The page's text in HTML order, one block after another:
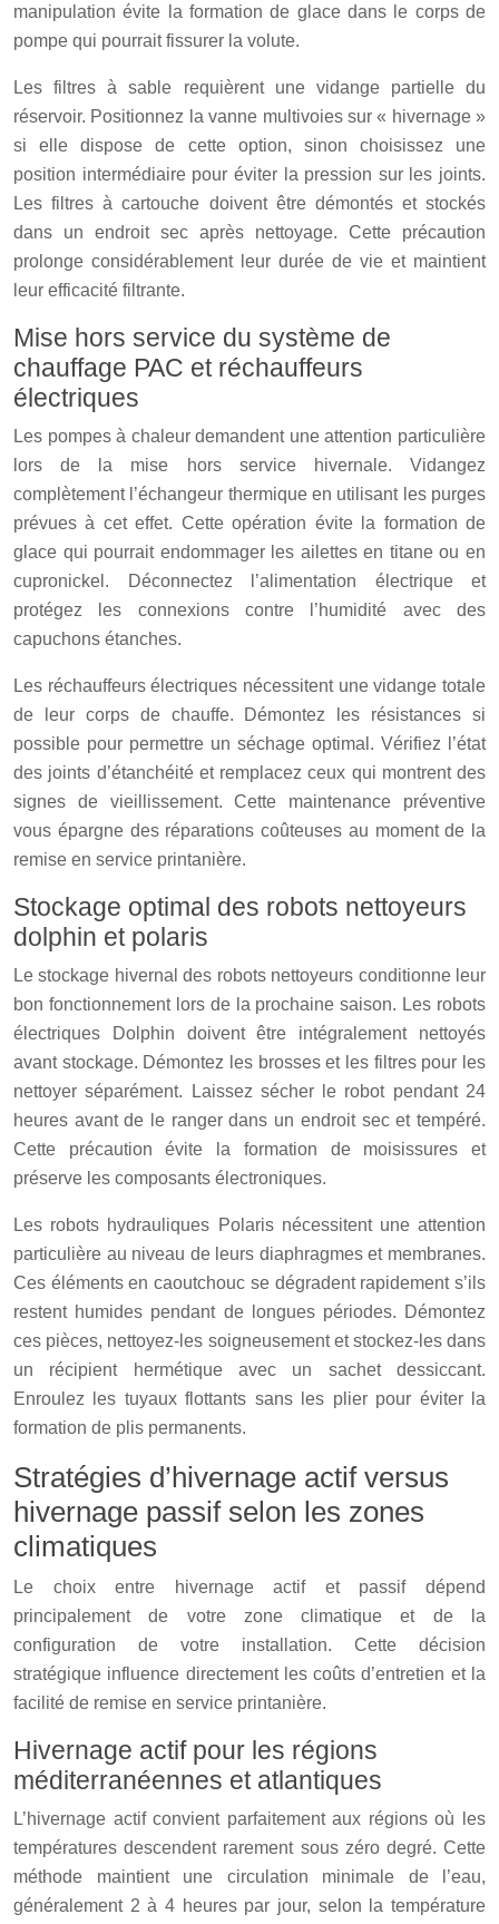
manipulation évite la formation de glace dans le corps de
pompe qui pourrait fissurer la volute.
Les filtres à sable requièrent une vidange partielle du
réservoir. Positionnez la vanne multivoies sur « hivernage »
si elle dispose de cette option, sinon choisissez une
position intermédiaire pour éviter la pression sur les joints.
Les filtres à cartouche doivent être démontés et stockés
dans un endroit sec après nettoyage. Cette précaution
prolonge considérablement leur durée de vie et maintient
leur efficacité filtrante.
Mise hors service du système de
chauffage PAC et réchauffeurs
électriques
Les pompes à chaleur demandent une attention particulière
lors de la mise hors service hivernale. Vidangez
complètement l’échangeur thermique en utilisant les purges
prévues à cet effet. Cette opération évite la formation de
glace qui pourrait endommager les ailettes en titane ou en
cupronickel. Déconnectez l’alimentation électrique et
protégez les connexions contre l’humidité avec des
capuchons étanches.
Les réchauffeurs électriques nécessitent une vidange totale
de leur corps de chauffe. Démontez les résistances si
possible pour permettre un séchage optimal. Vérifiez l’état
des joints d’étanchéité et remplacez ceux qui montrent des
signes de vieillissement. Cette maintenance préventive
vous épargne des réparations coûteuses au moment de la
remise en service printanière.
Stockage optimal des robots nettoyeurs
dolphin et polaris
Le stockage hivernal des robots nettoyeurs conditionne leur
bon fonctionnement lors de la prochaine saison. Les robots
électriques Dolphin doivent être intégralement nettoyés
avant stockage. Démontez les brosses et les filtres pour les
nettoyer séparément. Laissez sécher le robot pendant 24
heures avant de le ranger dans un endroit sec et tempéré.
Cette précaution évite la formation de moisissures et
préserve les composants électroniques.
Les robots hydrauliques Polaris nécessitent une attention
particulière au niveau de leurs diaphragmes et membranes.
Ces éléments en caoutchouc se dégradent rapidement s’ils
restent humides pendant de longues périodes. Démontez
ces pièces, nettoyez-les soigneusement et stockez-les dans
un récipient hermétique avec un sachet dessiccant.
Enroulez les tuyaux flottants sans les plier pour éviter la
formation de plis permanents.
Stratégies d’hivernage actif versus
hivernage passif selon les zones
climatiques
Le choix entre hivernage actif et passif dépend
principalement de votre zone climatique et de la
configuration de votre installation. Cette décision
stratégique influence directement les coûts d’entretien et la
facilité de remise en service printanière.
Hivernage actif pour les régions
méditerranéennes et atlantiques
L’hivernage actif convient parfaitement aux régions où les
températures descendent rarement sous zéro degré. Cette
méthode maintient une circulation minimale de l’eau,
généralement 2 à 4 heures par jour, selon la température